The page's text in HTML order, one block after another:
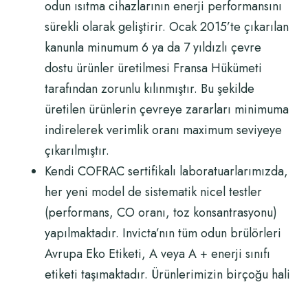
odun ısıtma cihazlarının enerji performansını
sürekli olarak geliştirir. Ocak 2015’te çıkarılan
kanunla minumum 6 ya da 7 yıldızlı çevre
dostu ürünler üretilmesi Fransa Hükümeti
tarafından zorunlu kılınmıştır. Bu şekilde
üretilen ürünlerin çevreye zararları minimuma
indirelerek verimlik oranı maximum seviyeye
çıkarılmıştır.
Kendi COFRAC sertifikalı laboratuarlarımızda,
her yeni model de sistematik nicel testler
(performans, CO oranı, toz konsantrasyonu)
yapılmaktadır. Invicta’nın tüm odun brülörleri
Avrupa Eko Etiketi, A veya A + enerji sınıfı
etiketi taşımaktadır. Ürünlerimizin birçoğu hali